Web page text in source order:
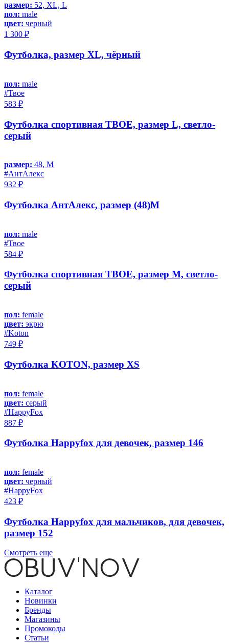
размер: 52, XL, L
пол: male
цвет: черный
1 300 ₽
Футболка, размер XL, чёрный
пол: male
#Твое
583 ₽
Футболка спортивная ТВОЕ, размер L, светло-
серый
размер: 48, M
#АнтАлекс
932 ₽
Футболка АнтАлекс, размер (48)M
пол: male
#Твое
584 ₽
Футболка спортивная ТВОЕ, размер M, светло-
серый
пол: female
цвет: экрю
#Koton
749 ₽
Футболка KOTON, размер XS
пол: female
цвет: серый
#HappyFox
887 ₽
Футболка Happyfox для девочек, размер 146
пол: female
цвет: черный
#HappyFox
423 ₽
Футболка Happyfox для мальчиков, для девочек,
размер 152
Смотреть еще
Каталог
Новинки
Бренды
Магазины
Промокоды
Статьи